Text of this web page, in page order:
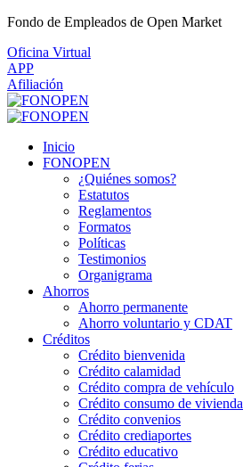
Fondo de Empleados de Open Market
Oficina Virtual
APP
Afiliación
Inicio
FONOPEN
¿Quiénes somos?
Estatutos
Reglamentos
Formatos
Políticas
Testimonios
Organigrama
Ahorros
Ahorro permanente
Ahorro voluntario y CDAT
Créditos
Crédito bienvenida
Crédito calamidad
Crédito compra de vehículo
Crédito consumo de vivienda
Crédito convenios
Crédito crediaportes
Crédito educativo